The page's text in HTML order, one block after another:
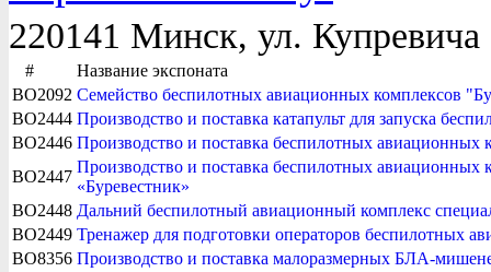
220141 Минск, ул. Купревича
#
Название экспоната
BO2092 Семейство беспилотных авиационных комплексов
BO2444 Производство и поставка катапульт для запуска
BO2446 Производство и поставка беспилотных
BO2447
Производство и поставка беспилотных авиационных
«Буревестник»
BO2448 Дальний беспилотный авиационный комплекс
BO2449 Тренажер для подготовки операторов беспилотных
BO8356 Производство и поставка малоразмерных БЛА-